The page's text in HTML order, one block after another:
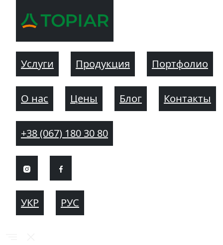
Услуги Продукция Портфолио
О нас Цены Блог Контакты
+38 (067) 180 30 80
УКР РУС